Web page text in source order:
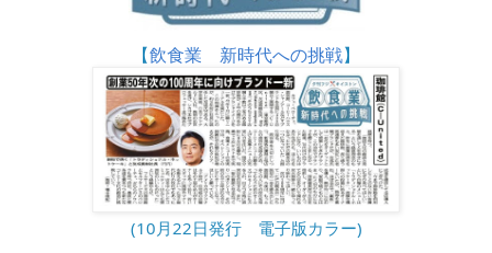
【飲食業 新時代への挑戦】
(10月22日発行　電子版カラー)